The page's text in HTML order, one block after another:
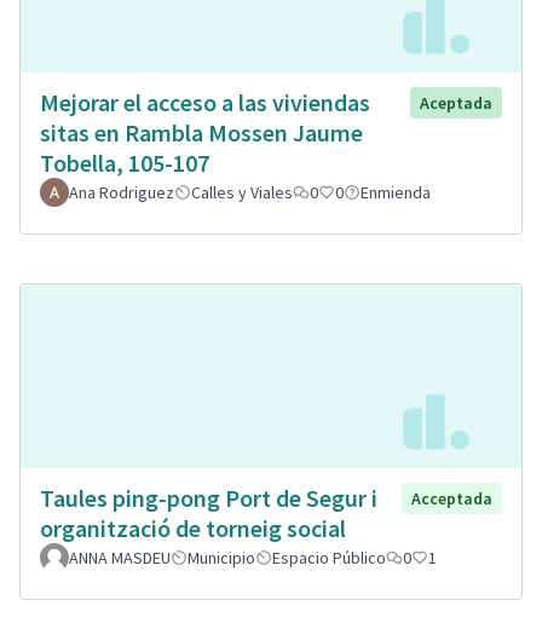
Mejorar el acceso a las viviendas
sitas en Rambla Mossen Jaume
Tobella, 105-107
Aceptada
Ana Rodriguez Calles y Viales 0 0 Enmienda
Taules ping-pong Port de Segur i
organització de torneig social
Acceptada
ANNA MASDEU Municipio Espacio Público 0 1